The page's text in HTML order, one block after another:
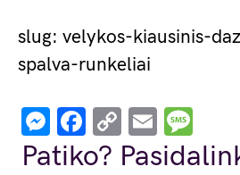
slug: velykos-kiausinis-
spalva-runkeliai
Messenger
Facebook
Copy
Link
Email
Patiko?